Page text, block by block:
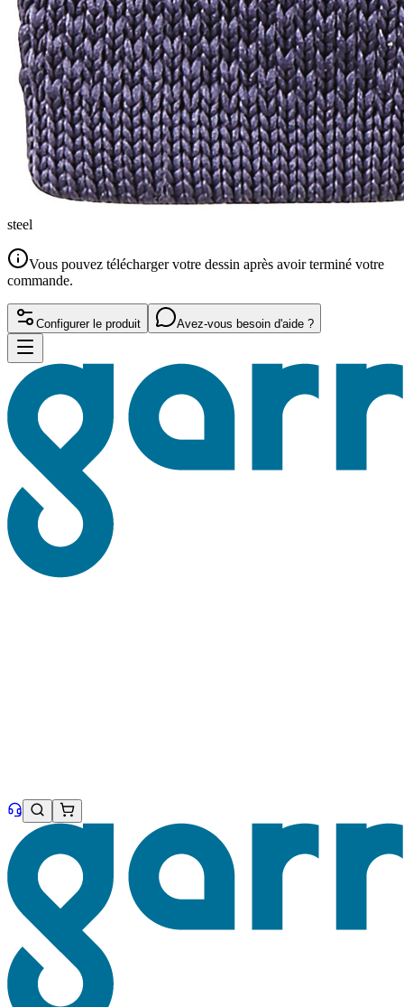
steel
Vous pouvez télécharger votre dessin après avoir terminé votre
commande.
Configurer le produit Avez-vous besoin d'aide ?